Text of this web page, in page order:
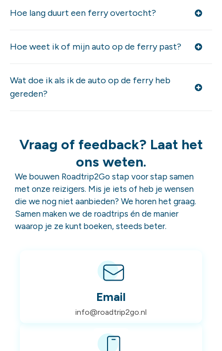
Hoe lang duurt een ferry overtocht?
Hoe weet ik of mijn auto op de ferry past?
Wat doe ik als ik de auto op de ferry heb
gereden?
Vraag of feedback? Laat het
ons weten.
We bouwen Roadtrip2Go stap voor stap samen
met onze reizigers. Mis je iets of heb je wensen
die we nog niet aanbieden? We horen het graag.
Samen maken we de roadtrips én de manier
waarop je ze kunt boeken, steeds beter.
Email
info@roadtrip2go.nl